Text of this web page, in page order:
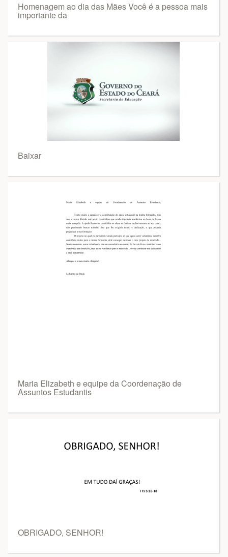
Homenagem ao dia das Mães Você é a pessoa mais
importante da
Baixar
Maria Elizabeth e equipe da Coordenação de
Assuntos Estudantis
OBRIGADO, SENHOR!